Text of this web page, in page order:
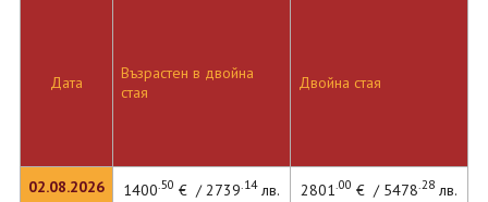
Дата
02.08.2026
Възрастен в двойна
стая
Двойна стая
1400.50 € / 2739.14лв. 2801.00 € / 5478.28лв.